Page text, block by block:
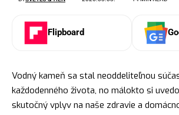
Flipboard
Vodný kameň sa stal neoddeliteľnou
každodenného života, no málokto si
skutočný vplyv na naše zdravie a